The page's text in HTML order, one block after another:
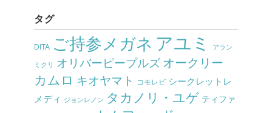
タグ
DITA ご持参メガネ アユミ アラン
ミクリ オリバーピープルズ オークリー
カムロ キオヤマト コモレビ シークレットレ
メディ
ジョンレノン タカノリ・ユゲ ティファ